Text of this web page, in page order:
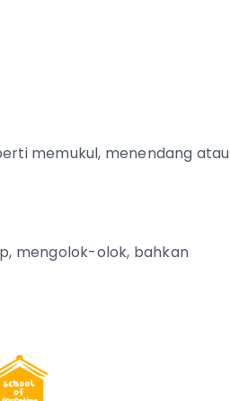
memukul, menendang atau
mengolok-olok, bahkan